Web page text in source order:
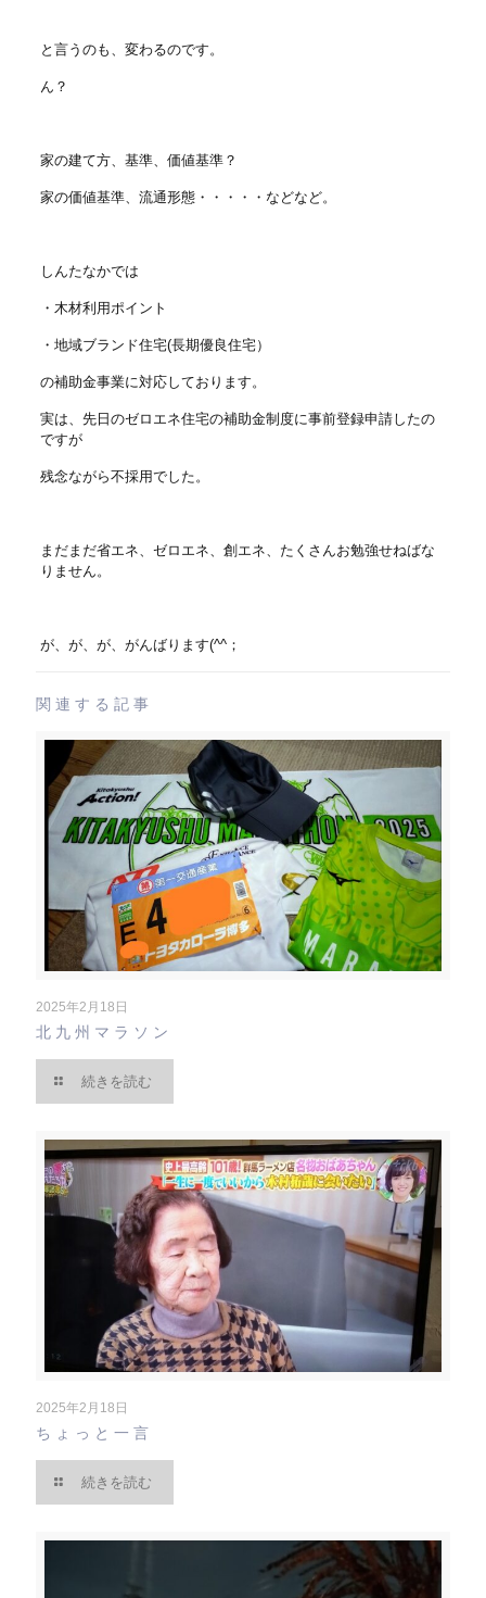
と言うのも、変わるのです。
ん？
家の建て方、基準、価値基準？
家の価値基準、流通形態・・・・・などなど。
しんたなかでは
・木材利用ポイント
・地域ブランド住宅(長期優良住宅）
の補助金事業に対応しております。
実は、先日のゼロエネ住宅の補助金制度に事前登録申請したの
ですが
残念ながら不採用でした。
まだまだ省エネ、ゼロエネ、創エネ、たくさんお勉強せねばな
りません。
が、が、が、がんばります(^^；
関連する記事
2025年2月18日
北九州マラソン
続きを読む
2025年2月18日
ちょっと一言
続きを読む